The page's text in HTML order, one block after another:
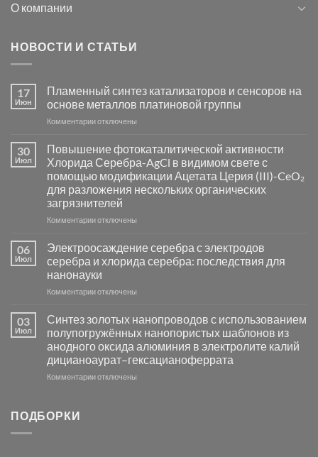
О компании
НОВОСТИ И СТАТЬИ
17
Июн
Пламенный синтез катализаторов и сенсоров на
основе металлов платиновой группы
Комментариик
Пламенный
синтез
катализаторов
и
сенсоров
на
основе
группы
отключены
30
Июл
Повышение фотокаталитической активности
Хлорида Серебра-AgCl в видимом свете с
помощью модификации Ацетата Церия (III)-CeO₂
для разложения нескольких органических
загрязнителей
Комментариик
фотокаталитической
активности
Хлорида
Серебра-
в
видимом
свете
с
помощью
модификации
отключены
06
Июл
Электроосаждение серебра с электродов
серебра и хлорида серебра: последствия для
нанонауки
Комментариик
серебра
с
электродов
серебра
и
отключены
03
Июл
Синтез золотых нанопроводов с использованием
полупогружённых нанопористых шаблонов из
анодного оксида алюминия в электролите калий
дицианоаурат–гексацианоферрата
Комментариикотключены
ПОДБОРКИ